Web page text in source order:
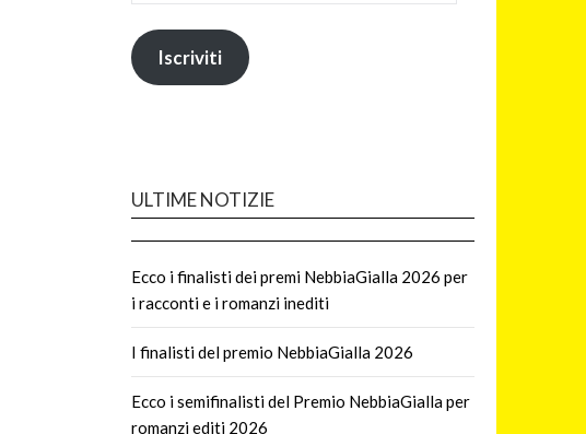
Iscriviti
ULTIME NOTIZIE
Ecco i finalisti dei premi NebbiaGialla 2026 per
i racconti e i romanzi inediti
I finalisti del premio NebbiaGialla 2026
Ecco i semifinalisti del Premio NebbiaGialla per
romanzi editi 2026